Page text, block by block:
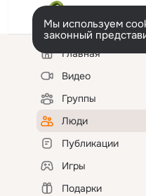
Мы используем
законный
Левая
колонкаГлавная
Видео
Группы
Люди
Публикации
Игры
Подарки